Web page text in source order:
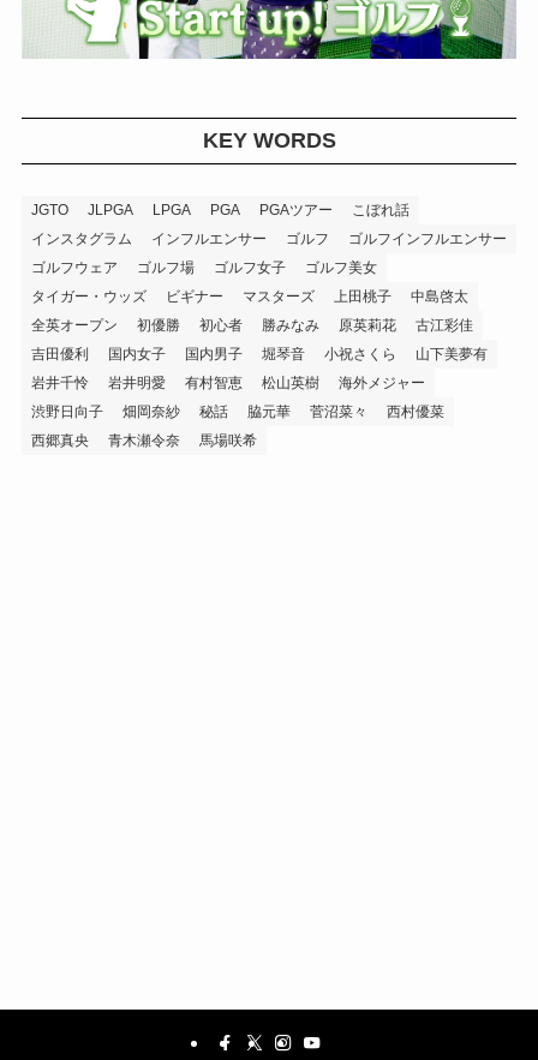
KEY WORDS
JGTO JLPGA LPGA PGA PGAツアー
こぼれ話
インスタグラム
インフルエンサー ゴルフ
ゴルフインフルエンサー
ゴルフウェア
ゴルフ場 ゴルフ女子
ゴルフ美女
タイガー・ウッズ
ビギナー マスターズ 上田桃子
中島啓太
全英オープン
初優勝 初心者 勝みなみ 原英莉花
古江彩佳
吉田優利
国内女子 国内男子 堀琴音 小祝さくら
山下美夢有
岩井千怜
岩井明愛 有村智恵 松山英樹
海外メジャー
渋野日向子
畑岡奈紗 秘話 脇元華 菅沼菜々
西村優菜
西郷真央
青木瀬令奈 馬場咲希